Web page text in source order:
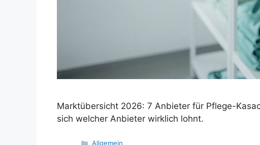
Marktübersicht 2026: 7 Anbieter für Pflege-
sich welcher Anbieter wirklich lohnt.
Kategorien
Allgemein